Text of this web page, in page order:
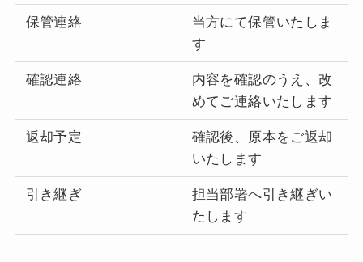
保管連絡
当方にて保管いたしま
す
確認連絡
内容を確認のうえ、改
めてご連絡いたします
返却予定
確認後、原本をご返却
いたします
引き継ぎ
担当部署へ引き継ぎい
たします